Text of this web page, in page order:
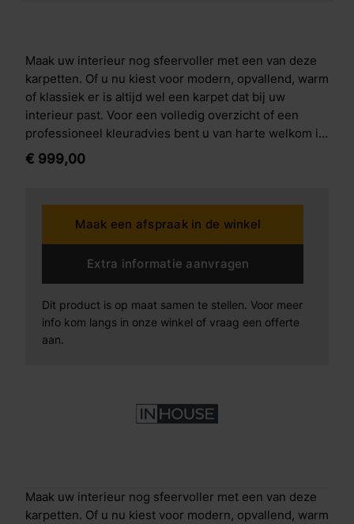
Maak uw interieur nog sfeervoller met een van deze
karpetten. Of u nu kiest voor modern, opvallend, warm
of klassiek er is altijd wel een karpet dat bij uw
interieur past. Voor een volledig overzicht of een
professioneel kleuradvies bent u van harte welkom in
onze winkel.
€ 999,00
Maak een afspraak in de winkel
Extra informatie aanvragen
Dit product is op maat samen te stellen. Voor meer
info kom langs in onze winkel of vraag een offerte
aan.
Maak uw interieur nog sfeervoller met een van deze
karpetten. Of u nu kiest voor modern, opvallend, warm